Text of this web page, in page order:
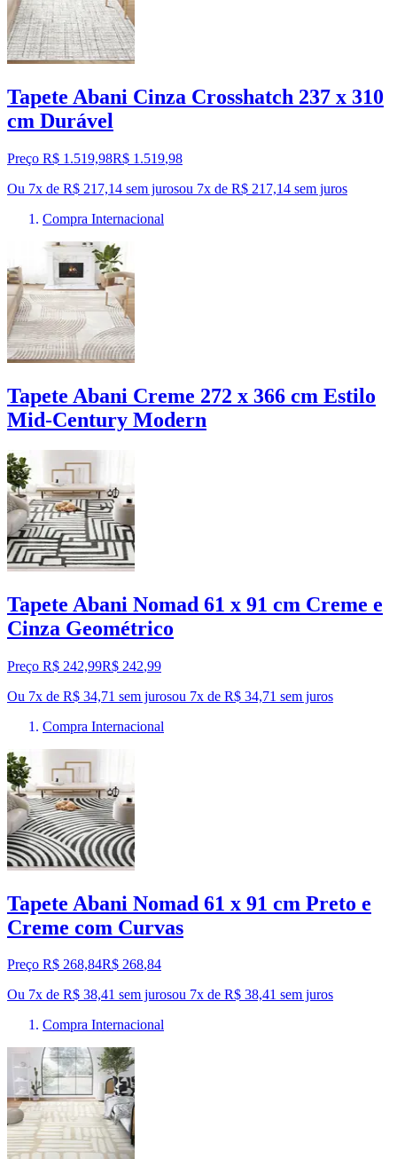
Tapete Abani Cinza Crosshatch 237 x 310
cm Durável
Preço R$ 1.519,98R$ 1.519,98
Ou 7x de R$ 217,14 sem jurosou 7x de R$ 217,14 sem juros
Compra Internacional
Tapete Abani Creme 272 x 366 cm Estilo
Mid-Century Modern
Tapete Abani Nomad 61 x 91 cm Creme e
Cinza Geométrico
Preço R$ 242,99R$ 242,99
Ou 7x de R$ 34,71 sem jurosou 7x de R$ 34,71 sem juros
Compra Internacional
Tapete Abani Nomad 61 x 91 cm Preto e
Creme com Curvas
Preço R$ 268,84R$ 268,84
Ou 7x de R$ 38,41 sem jurosou 7x de R$ 38,41 sem juros
Compra Internacional